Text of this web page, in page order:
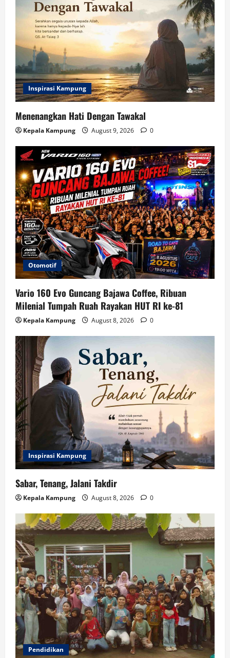
Inspirasi Kampung
Menenangkan Hati Dengan Tawakal
Kepala Kampung August 9, 2026 0
Otomotif
Vario 160 Evo Guncang Bajawa Coffee, Ribuan
Milenial Tumpah Ruah Rayakan HUT RI ke-81
Kepala Kampung August 8, 2026 0
Inspirasi Kampung
Sabar, Tenang, Jalani Takdir
Kepala Kampung August 8, 2026 0
Pendidikan